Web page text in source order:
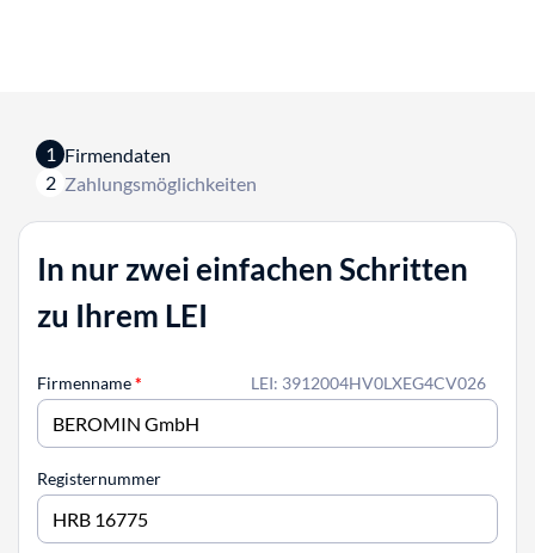
1 Firmendaten
2 Zahlungsmöglichkeiten
In nur zwei einfachen Schritten
zu Ihrem LEI
LEI: 3912004HV0LXEG4CV026
Firmenname*
Registernummer